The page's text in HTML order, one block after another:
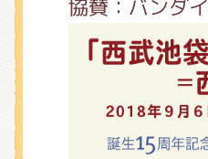
協賛：バンダ